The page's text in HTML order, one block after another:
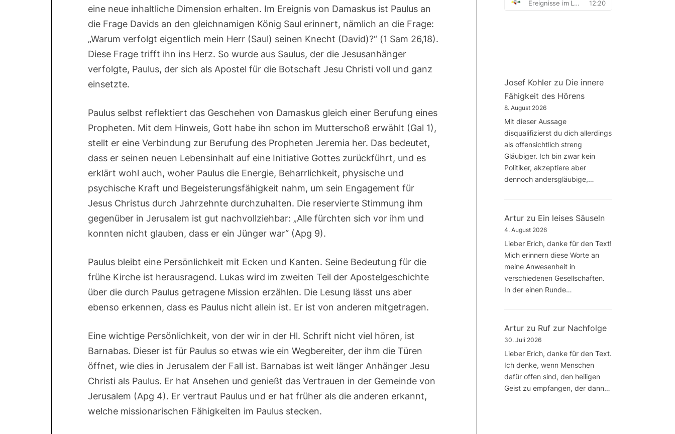
eine neue inhaltliche Dimension erhalten. Im Ereignis von Damaskus ist Paulus an
die Frage Davids an den gleichnamigen König Saul erinnert, nämlich an die Frage:
„Warum verfolgt eigentlich mein Herr (Saul) seinen Knecht (David)?“ (1 Sam 26,18).
Diese Frage trifft ihn ins Herz. So wurde aus Saulus, der die Jesusanhänger
verfolgte, Paulus, der sich als Apostel für die Botschaft Jesu Christi voll und ganz
einsetzte.
Paulus selbst reflektiert das Geschehen von Damaskus gleich einer Berufung eines
Propheten. Mit dem Hinweis, Gott habe ihn schon im Mutterschoß erwählt (Gal 1),
stellt er eine Verbindung zur Berufung des Propheten Jeremia her. Das bedeutet,
dass er seinen neuen Lebensinhalt auf eine Initiative Gottes zurückführt, und es
erklärt wohl auch, woher Paulus die Energie, Beharrlichkeit, physische und
psychische Kraft und Begeisterungsfähigkeit nahm, um sein Engagement für
Jesus Christus durch Jahrzehnte durchzuhalten. Die reservierte Stimmung ihm
gegenüber in Jerusalem ist gut nachvollziehbar: „Alle fürchten sich vor ihm und
konnten nicht glauben, dass er ein Jünger war“ (Apg 9).
Paulus bleibt eine Persönlichkeit mit Ecken und Kanten. Seine Bedeutung für die
frühe Kirche ist herausragend. Lukas wird im zweiten Teil der Apostelgeschichte
über die durch Paulus getragene Mission erzählen. Die Lesung lässt uns aber
ebenso erkennen, dass es Paulus nicht allein ist. Er ist von anderen mitgetragen.
Eine wichtige Persönlichkeit, von der wir in der Hl. Schrift nicht viel hören, ist
Barnabas. Dieser ist für Paulus so etwas wie ein Wegbereiter, der ihm die Türen
öffnet, wie dies in Jerusalem der Fall ist. Barnabas ist weit länger Anhänger Jesu
Christi als Paulus. Er hat Ansehen und genießt das Vertrauen in der Gemeinde von
Jerusalem (Apg 4). Er vertraut Paulus und er hat früher als die anderen erkannt,
welche missionarischen Fähigkeiten im Paulus stecken.
Josef Kohlerzu Die innere
Fähigkeit des Hörens
8. August 2026
Mit dieser Aussage
disqualifizierst du dich allerdings
als offensichtlich streng
Gläubiger. Ich bin zwar kein
Politiker, akzeptiere aber
dennoch andersgläubige,…
Arturzu Ein leises Säuseln
4. August 2026
Lieber Erich, danke für den Text!
Mich erinnern diese Worte an
meine Anwesenheit in
verschiedenen Gesellschaften.
In der einen Runde…
Arturzu Ruf zur Nachfolge
30. Juli 2026
Lieber Erich, danke für den Text.
Ich denke, wenn Menschen
dafür offen sind, den heiligen
Geist zu empfangen, der dann…